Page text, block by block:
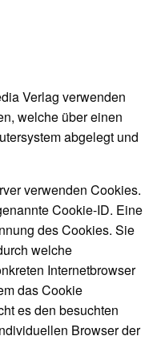
Verlag verwenden
welche über einen
abgelegt und
verwenden Cookies.
Cookie-ID. Eine
des Cookies. Sie
welche
Internetbrowser
das Cookie
es den besuchten
Browser der